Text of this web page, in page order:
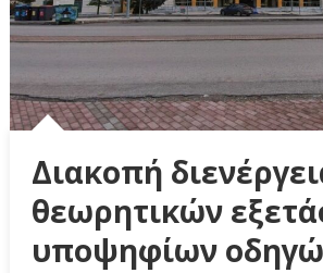
Διακοπή
θεωρητικών
υποψηφίων